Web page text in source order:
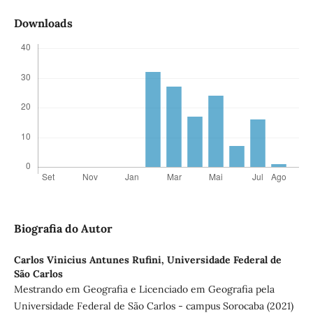
Downloads
Biografia do Autor
Carlos Vinicius Antunes Rufini, Universidade Federal de
São Carlos
Mestrando em Geografia e Licenciado em Geografia pela
Universidade Federal de São Carlos - campus Sorocaba (2021)